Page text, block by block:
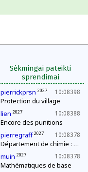
Sėkmingai pateikti
sprendimai
10:08398
pierrickprsn 2027
Protection du village
10:08388
lien 2027
Encore des punitions
10:08378
pierregraff 2027
Département de chimie : mélange explosif
10:08378
muin 2027
Mathématiques de base